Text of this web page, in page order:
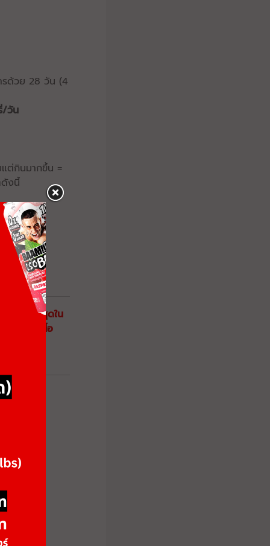
รด้วย 28 วัน (4
/วัน
แต่กินมากขึ้น =
ดังนี้
5 วัน
น 20-30
ทุกครั้ง
time-
ละท้ายที่สุดใน
งกล้ามเนื้อ